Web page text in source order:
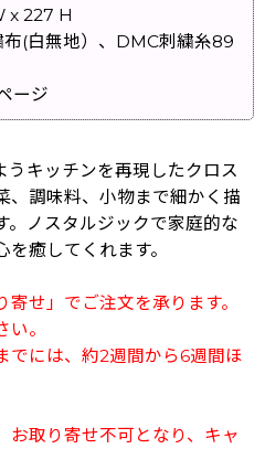
x 227 H
(白無地）、DMC刺繍糸89
ージ
うキッチンを再現したクロス
、調味料、小物まで細かく描
。ノスタルジックで家庭的な
癒してくれます。
せ」でご注文を承ります。
。
でには、約2週間から6週間ほ
お取り寄せ不可となり、キャ